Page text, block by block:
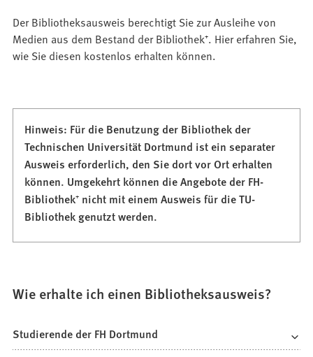
Der Bibliotheksausweis berechtigt Sie zur Ausleihe von
Medien aus dem Bestand der Bibliothek⁺. Hier erfahren Sie,
wie Sie diesen kostenlos erhalten können.
Hinweis: Für die Benutzung der Bibliothek der
Technischen Universität Dortmund ist ein separater
Ausweis erforderlich, den Sie dort vor Ort erhalten
können. Umgekehrt können die Angebote der FH-
Bibliothek⁺ nicht mit einem Ausweis für die TU-
Bibliothek genutzt werden.
Wie erhalte ich einen Bibliotheksausweis?
Studierende der FH Dortmund